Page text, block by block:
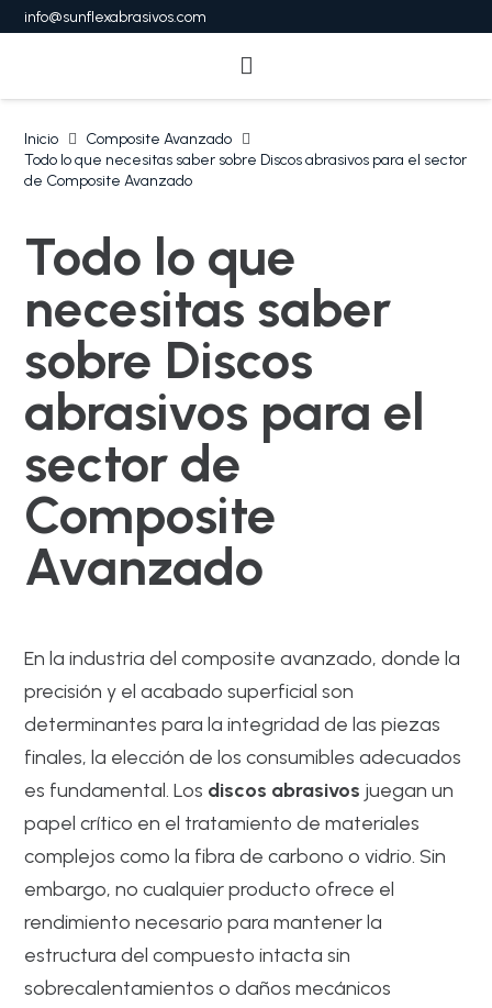
info@sunflexabrasivos.com
Inicio
Composite Avanzado
Todo lo que necesitas saber sobre Discos abrasivos para el sector
de Composite Avanzado
Todo lo que
necesitas saber
sobre Discos
abrasivos para el
sector de
Composite
Avanzado
En la industria del composite avanzado, donde la
precisión y el acabado superficial son
determinantes para la integridad de las piezas
finales, la elección de los consumibles adecuados
es fundamental. Los discos abrasivos juegan un
papel crítico en el tratamiento de materiales
complejos como la fibra de carbono o vidrio. Sin
embargo, no cualquier producto ofrece el
rendimiento necesario para mantener la
estructura del compuesto intacta sin
sobrecalentamientos o daños mecánicos